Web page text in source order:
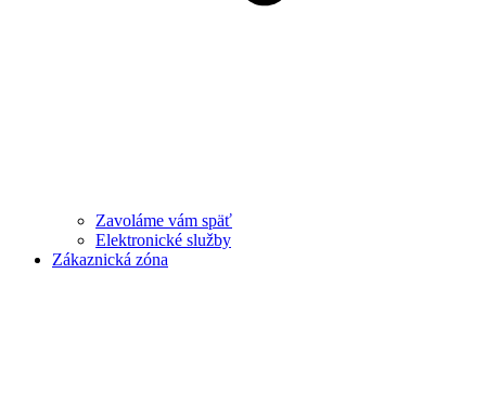
Zavoláme vám späť
Elektronické služby
Zákaznická zóna